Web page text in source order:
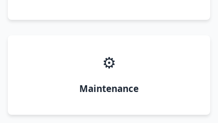
⚙️
Maintenance